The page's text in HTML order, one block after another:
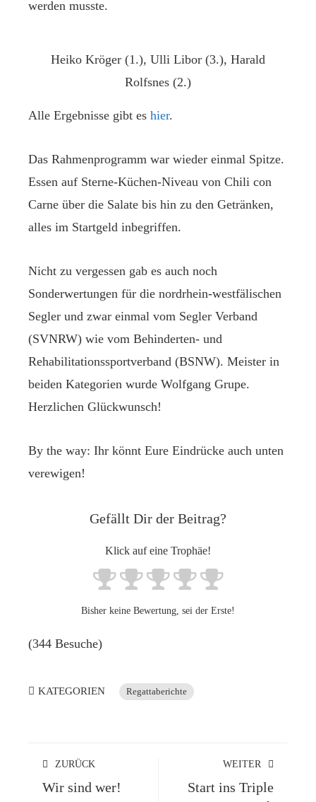
werden musste.
Heiko Kröger (1.), Ulli Libor (3.), Harald
Rolfsnes (2.)
Alle Ergebnisse gibt es hier.
Das Rahmenprogramm war wieder einmal Spitze.
Essen auf Sterne-Küchen-Niveau von Chili con
Carne über die Salate bis hin zu den Getränken,
alles im Startgeld inbegriffen.
Nicht zu vergessen gab es auch noch
Sonderwertungen für die nordrhein-westfälischen
Segler und zwar einmal vom Segler Verband
(SVNRW) wie vom Behinderten- und
Rehabilitationssportverband (BSNW). Meister in
beiden Kategorien wurde Wolfgang Grupe.
Herzlichen Glückwunsch!
By the way: Ihr könnt Eure Eindrücke auch unten
verewigen!
Gefällt Dir der Beitrag?
Klick auf eine Trophäe!
Bisher keine Bewertung, sei der Erste!
(344 Besuche)
KATEGORIEN Regattaberichte
ZURÜCK
Wir sind wer!
WEITER
Start ins Triple